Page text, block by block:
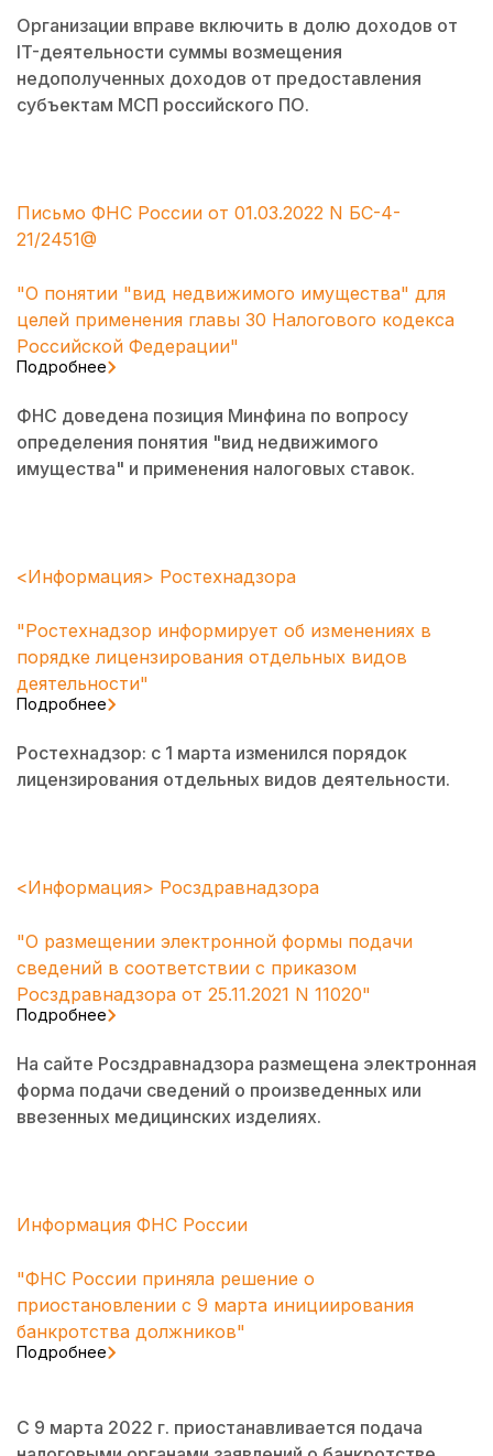
Организации вправе включить в долю доходов от
IT-деятельности суммы возмещения
недополученных доходов от предоставления
субъектам МСП российского ПО.
Письмо ФНС России от 01.03.2022 N БС-4-
21/2451@
"О понятии "вид недвижимого имущества" для
целей применения главы 30 Налогового кодекса
Российской Федерации"
Подробнее
ФНС доведена позиция Минфина по вопросу
определения понятия "вид недвижимого
имущества" и применения налоговых ставок.
<Информация> Ростехнадзора
"Ростехнадзор информирует об изменениях в
порядке лицензирования отдельных видов
деятельности"
Подробнее
Ростехнадзор: с 1 марта изменился порядок
лицензирования отдельных видов деятельности.
<Информация> Росздравнадзора
"О размещении электронной формы подачи
сведений в соответствии с приказом
Росздравнадзора от 25.11.2021 N 11020"
Подробнее
На сайте Росздравнадзора размещена электронная
форма подачи сведений о произведенных или
ввезенных медицинских изделиях.
Информация ФНС России
"ФНС России приняла решение о
приостановлении с 9 марта инициирования
банкротства должников"
Подробнее
С 9 марта 2022 г. приостанавливается подача